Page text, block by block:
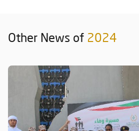
Other News of 2024